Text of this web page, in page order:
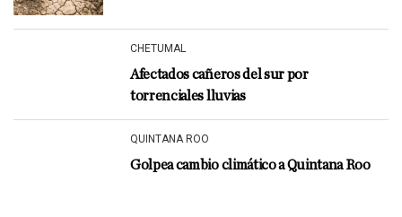
CHETUMAL
Afectados cañeros del sur por
torrenciales lluvias
QUINTANA ROO
Golpea cambio climático a Quintana Roo